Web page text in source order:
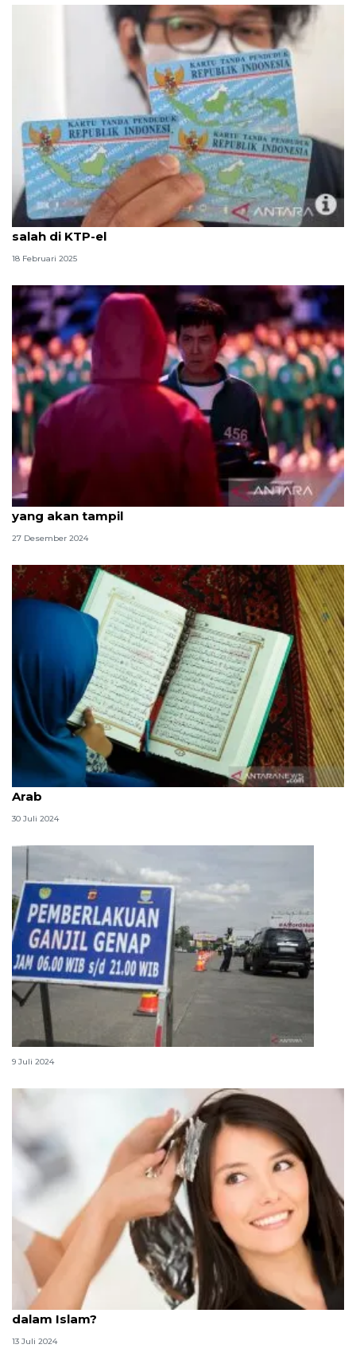
Tidak perlu sidang, begini cara betulkan nama yang
salah di KTP-el
18 Februari 2025
Squid Game 2: Inilah sinopsis dan daftar pemain
yang akan tampil
27 Desember 2024
Tulisan masya Allah yang benar, dalam latin dan
Arab
30 Juli 2024
Daftar akses exit tol yang terkena ganjil genap
9 Juli 2024
Kenapa semir dan cat rambut hitam tak dianjurkan
dalam Islam?
13 Juli 2024